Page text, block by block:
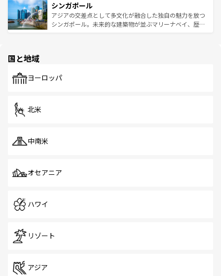
参照してほしい。
激する。気候は一年中温暖で、どの季節にも異なる楽しみ
が待っている。親しみやすいタイの人々、仏教を中心とし
た文化、そして多様な観光資源が、訪れる旅人を魅了し続
み、どこを訪れても感動するはず。観光スポットが密集し
ており、効率よく見どころを回れるのも魅力。息をのむよ
うな絶景から文化的な体験まで、香港を存分に楽しみ尽く
シンガポール
アジアの交差点として多文化が融合した独自の魅力を放つ
シンガポール。未来的な建築物が並ぶマリーナベイ、歴史
で、ホーカーズは地元の風情を楽しめる外せないスポット
国と地域
ヨーロッパ
北米
中南米
オセアニア
ハワイ
リゾート
アジア